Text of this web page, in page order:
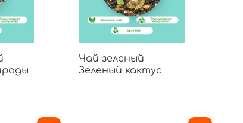
Чай зеленый
Зеленый кактус